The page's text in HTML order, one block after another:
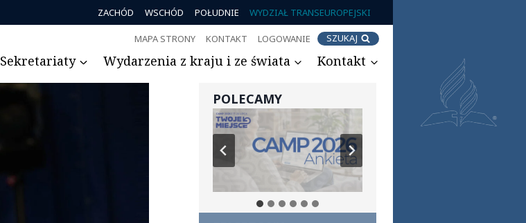
ZACHÓD WSCHÓD POŁUDNIE WYDZIAŁ TRANSEUROPEJSKI
MAPA STRONY KONTAKT LOGOWANIE SZUKAJ
Sekretariaty Wydarzenia z kraju i ze świata Kontakt
POLECAMY